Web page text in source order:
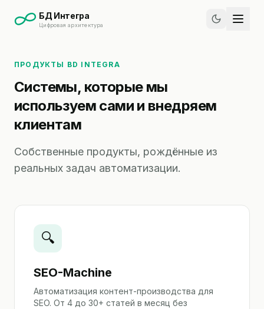
БД Интегра
Цифровая архитектура
ПРОДУКТЫ BD INTEGRA
Системы, которые мы
используем сами и внедряем
клиентам
Собственные продукты, рождённые из
реальных задач автоматизации.
🔍
SEO-Machine
Автоматизация контент-производства для
SEO. От 4 до 30+ статей в месяц без